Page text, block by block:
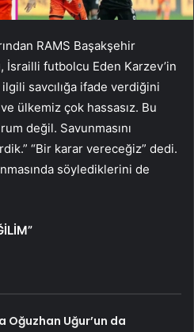
RAMS Başakşehir
İsrailli futbolcu Eden Karzev’in
savcılığa ifade verdiğini
ülkemiz çok hassasız. Bu
değil. Savunmasını
“Bir karar vereceğiz” dedi.
söylediklerini de
Oğuzhan Uğur’un da